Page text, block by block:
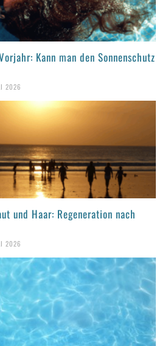
Kann man den Sonnenschutz
2026
und Haar: Regeneration nach
2026